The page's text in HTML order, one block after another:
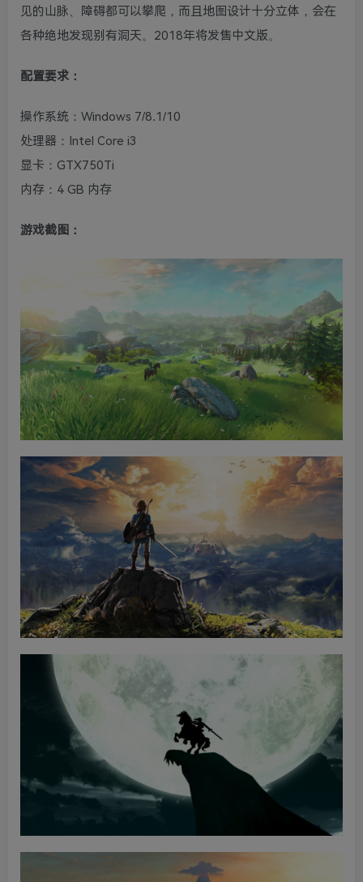
见的山脉、障碍都可以攀爬，而且地图设计十分立体，会在
各种绝地发现别有洞天。2018年将发售中文版。
配置要求：
操作系统：Windows 7/8.1/10
处理器：Intel Core i3
显卡：GTX750Ti
内存：4 GB 内存
游戏截图：